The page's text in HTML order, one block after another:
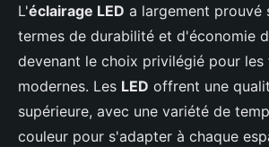
L'éclairage LED a largement prouvé
termes de durabilité et d'économie
devenant le choix privilégié pour les
modernes. Les LED offrent une
supérieure, avec une variété de
couleur pour s'adapter à chaque